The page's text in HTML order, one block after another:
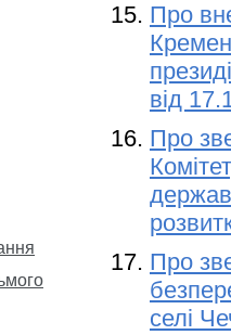
Про
від
Про
Про
селі